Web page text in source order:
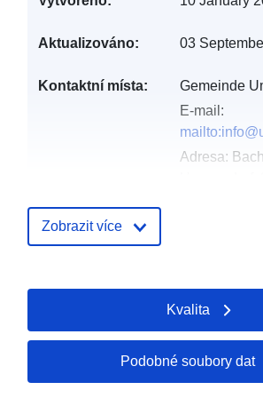
Aktualizováno: 03
Kontaktní místa:
Gemeinde
E-mail:
Adresa:
Katalogový
Přidáno do
21 February
Aktualizace
26 April 2026
Zobrazit více
Kvalita
Podobné soubory dat